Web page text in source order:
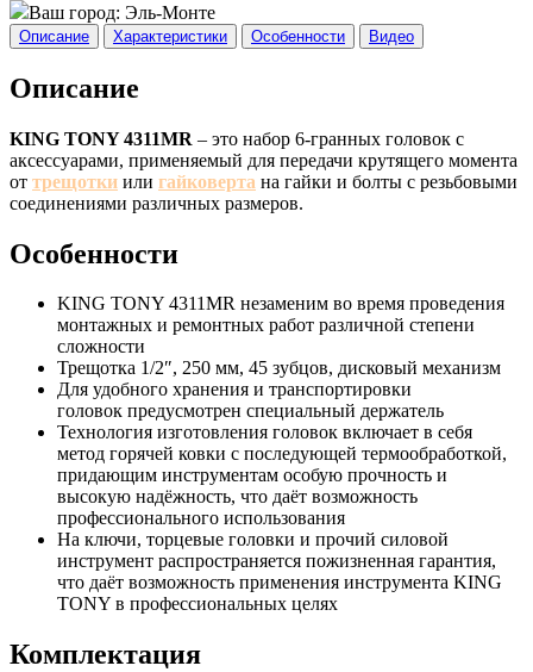
Ваш город: Эль-Монте
Описание Характеристики Особенности Видео
Описание
KING TONY 4311MR – это набор 6-гранных головок с
аксессуарами, применяемый для передачи крутящего момента
от трещотки или гайковерта на гайки и болты с резьбовыми
соединениями различных размеров.
Особенности
KING TONY 4311MR незаменим во время проведения
монтажных и ремонтных работ различной степени
сложности
Трещотка 1/2″, 250 мм, 45 зубцов, дисковый механизм
Для удобного хранения и транспортировки
головок предусмотрен специальный держатель
Технология изготовления головок включает в себя
метод горячей ковки с последующей термообработкой,
придающим инструментам особую прочность и
высокую надёжность, что даёт возможность
профессионального использования
На ключи, торцевые головки и прочий силовой
инструмент распространяется пожизненная гарантия,
что даёт возможность применения инструмента KING
TONY в профессиональных целях
Комплектация